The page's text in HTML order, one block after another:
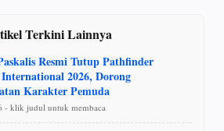
Terkini Lainnya
Resmi Tutup Pathfinder
2026, Dorong
Karakter Pemuda
- klik judul untuk membaca